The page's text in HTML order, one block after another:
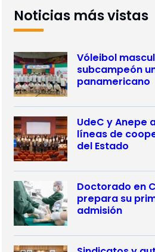
Noticias más vistas
Vóleibol
subcampeón
panamericano
UdeC y Anepe
líneas de
del Estado
Doctorado en
prepara su
admisión